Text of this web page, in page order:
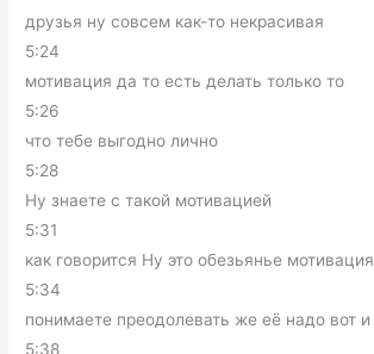
друзья ну совсем как-то некрасивая
5:24
мотивация да то есть делать только то
5:26
что тебе выгодно лично
5:28
Ну знаете с такой мотивацией
5:31
как говорится Ну это обезьянье мотивация
5:34
понимаете преодолевать же её надо вот и
5:38